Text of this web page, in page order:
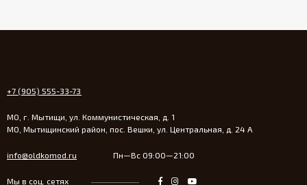
+7 (905) 555-33-73
МО, г. Мытищи, ул. Коммунистическая, д. 1
МО, Мытищинский район, пос. Вешки, ул. Центральная, д. 24 А
info@oldkomod.ru Пн—Вс 09:00—21:00
Мы в соц. сетях